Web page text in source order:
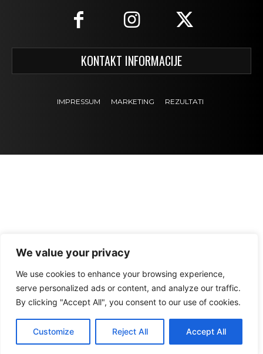
We value your privacy
We use cookies to enhance your browsing experience,
serve personalized ads or content, and analyze our traffic.
By clicking "Accept All", you consent to our use of cookies.
Customize Reject All Accept All
KONTAKT INFORMACIJE
IMPRESSUM MARKETING REZULTATI